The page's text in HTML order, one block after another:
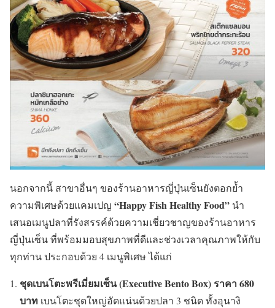
นอกจากนี้ สาขาอื่นๆ ของร้านอาหารญี่ปุ่นเซ็นยังตอกย้ำ
ความพิเศษด้วยแคมเปญ “Happy Fish Healthy Food” นำ
เสนอเมนูปลาที่รังสรรค์ด้วยความเชี่ยวชาญของร้านอาหาร
ญี่ปุ่นเซ็น ที่พร้อมมอบสุขภาพที่ดีและช่วงเวลาคุณภาพให้กับ
ทุกท่าน ประกอบด้วย 4 เมนูพิเศษ ได้แก่
ชุดเบนโตะพรีเมี่ยมเซ็น (Executive Bento Box) ราคา 680
บาท เบนโตะชุดใหญ่อัดแน่นด้วยปลา 3 ชนิด ทั้งอุนางิ